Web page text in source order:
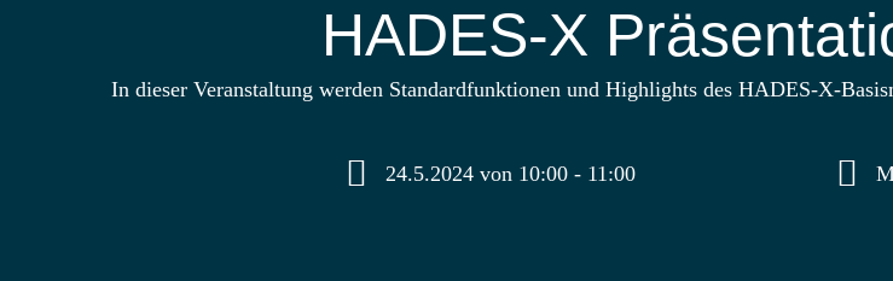
HADES‑X
In dieser Veranstaltung werden Standardfunktionen und Highlights des HADES-X-
24.5.2024 von 10:00 - 11:00